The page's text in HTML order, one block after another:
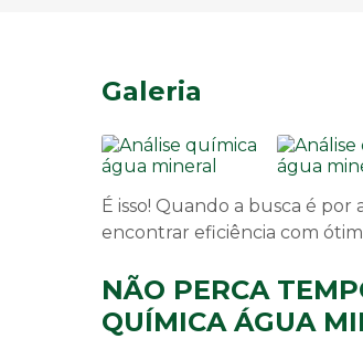
Galeria
É isso! Quando a busca é por
encontrar eficiência com
NÃO PERCA
QUÍMICA ÁGUA